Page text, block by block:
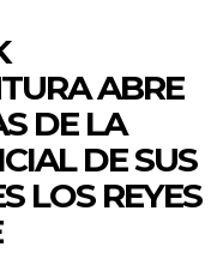
ABRE
DE LA
DE SUS
LOS REYES